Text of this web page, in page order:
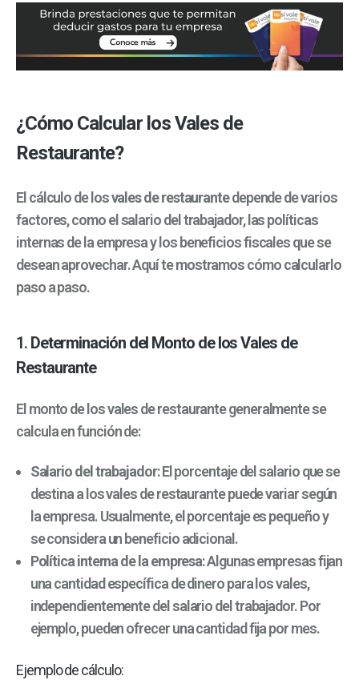
¿Cómo Calcular los Vales de
Restaurante?
El cálculo de losvales de restaurantedepende de varios
factores, como el salario del trabajador, las políticas
internas de la empresa y los beneficios fiscales que se
desean aprovechar. Aquí te mostramos cómo calcularlo
paso a paso.
1. Determinación del Monto de los Vales de
Restaurante
El monto de los vales de restaurante generalmente se
calcula en función de:
Salario del trabajador: El porcentaje del salario que se
destina a los vales de restaurante puede variar según
la empresa. Usualmente, el porcentaje es pequeño y
se considera un beneficio adicional.
Política interna de la empresa: Algunas empresas fijan
una cantidad específica de dinero para los vales,
independientemente del salario del trabajador. Por
ejemplo, pueden ofrecer una cantidad fija por mes.
Ejemplo de cálculo: